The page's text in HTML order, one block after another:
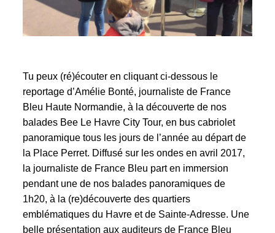
Tu peux (ré)écouter en cliquant ci-dessous le
reportage d’Amélie Bonté, journaliste de France
Bleu Haute Normandie, à la découverte de nos
balades Bee Le Havre City Tour, en bus cabriolet
panoramique tous les jours de l’année au départ de
la Place Perret. Diffusé sur les ondes en avril 2017,
la journaliste de France Bleu part en immersion
pendant une de nos balades panoramiques de
1h20, à la (re)découverte des quartiers
emblématiques du Havre et de Sainte-Adresse. Une
belle présentation aux auditeurs de France Bleu